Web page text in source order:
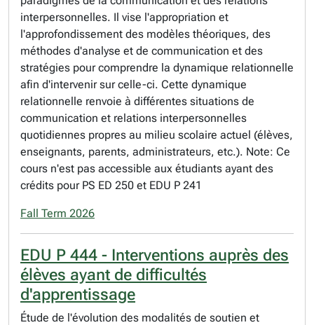
interpersonnelles. Il vise l'appropriation et
l'approfondissement des modèles théoriques, des
méthodes d'analyse et de communication et des
stratégies pour comprendre la dynamique relationnelle
afin d'intervenir sur celle-ci. Cette dynamique
relationnelle renvoie à différentes situations de
communication et relations interpersonnelles
quotidiennes propres au milieu scolaire actuel (élèves,
enseignants, parents, administrateurs, etc.). Note: Ce
cours n'est pas accessible aux étudiants ayant des
crédits pour PS ED 250 et EDU P 241
Fall Term 2026
EDU P 444 - Interventions auprès des
élèves ayant de difficultés
d'apprentissage
Étude de l'évolution des modalités de soutien et